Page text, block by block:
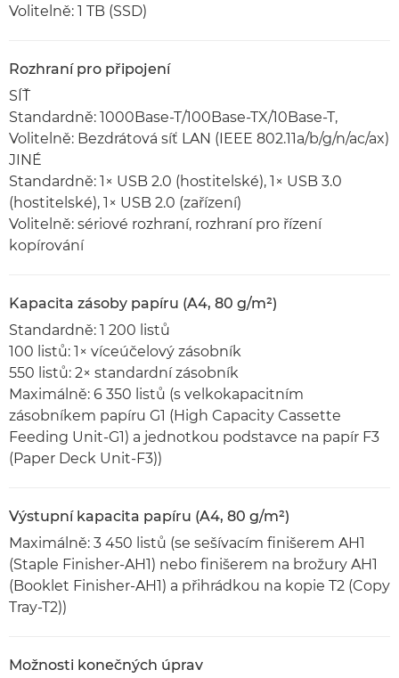
Volitelně: 1 TB (SSD)
Rozhraní pro připojení
SÍŤ
Standardně: 1000Base-T/100Base-TX/10Base-T,
Volitelně: Bezdrátová síť LAN (IEEE 802.11a/b/g/n/ac/ax)
JINÉ
Standardně: 1× USB 2.0 (hostitelské), 1× USB 3.0
(hostitelské), 1× USB 2.0 (zařízení)
Volitelně: sériové rozhraní, rozhraní pro řízení
kopírování
Kapacita zásoby papíru (A4, 80 g/m²)
Standardně: 1 200 listů
100 listů: 1× víceúčelový zásobník
550 listů: 2× standardní zásobník
Maximálně: 6 350 listů (s velkokapacitním
zásobníkem papíru G1 (High Capacity Cassette
Feeding Unit-G1) a jednotkou podstavce na papír F3
(Paper Deck Unit-F3))
Výstupní kapacita papíru (A4, 80 g/m²)
Maximálně: 3 450 listů (se sešívacím finišerem AH1
(Staple Finisher-AH1) nebo finišerem na brožury AH1
(Booklet Finisher-AH1) a přihrádkou na kopie T2 (Copy
Tray-T2))
Možnosti konečných úprav